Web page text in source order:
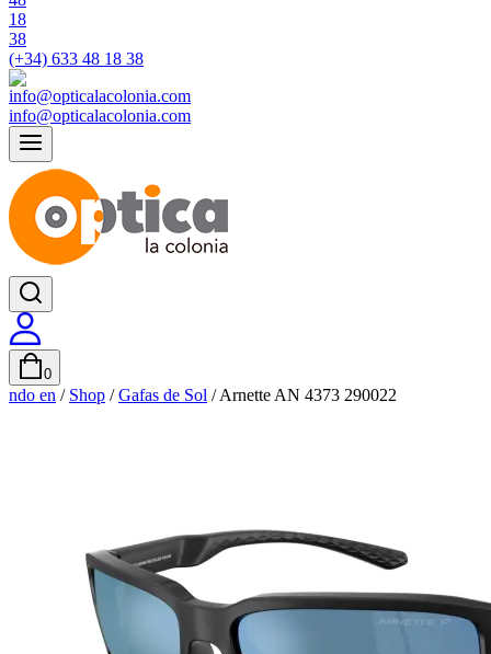
(+34) 633 48 18 38
info@opticalacolonia.com
0
ndo en / Shop / Gafas de Sol / Arnette AN 4373 290022